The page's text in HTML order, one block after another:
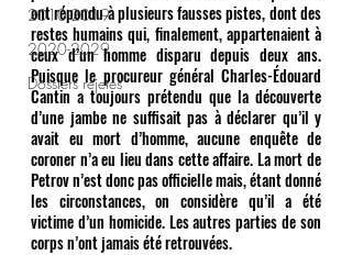
2010-2019
2020-2029
Dossiers rejetés
ont répondu à plusieurs fausses pistes, dont des
restes humains qui, finalement, appartenaient à
ceux d’un homme disparu depuis deux ans.
Puisque le procureur général Charles-Édouard
Cantin a toujours prétendu que la découverte
d’une jambe ne suffisait pas à déclarer qu’il y
avait eu mort d’homme, aucune enquête de
coroner n’a eu lieu dans cette affaire. La mort de
Petrov n’est donc pas officielle mais, étant donné
les circonstances, on considère qu’il a été
victime d’un homicide. Les autres parties de son
corps n’ont jamais été retrouvées.